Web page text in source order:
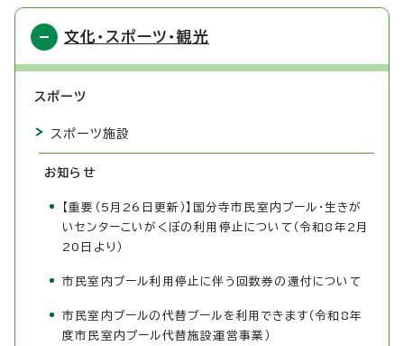
文化・スポーツ・観光
スポーツ
スポーツ施設
お知らせ
【重要（5月26日更新）】国分寺市民室内プール・生きが
いセンターこいがくぼの利用停止について（令和8年2月
20日より）
市民室内プール利用停止に伴う回数券の還付について
市民室内プールの代替プールを利用できます（令和8年
度市民室内プール代替施設運営事業）